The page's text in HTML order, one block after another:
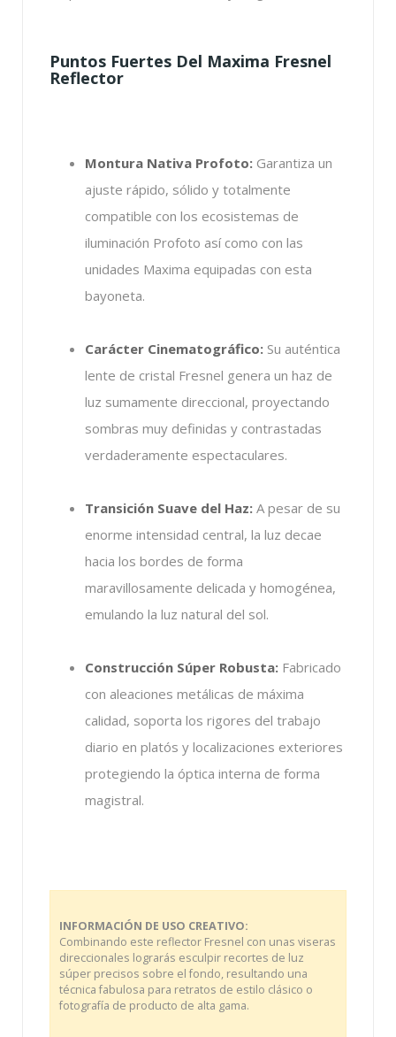
Puntos Fuertes Del Maxima Fresnel
Reflector
Montura Nativa Profoto: Garantiza un
ajuste rápido, sólido y totalmente
compatible con los ecosistemas de
iluminación Profoto así como con las
unidades Maxima equipadas con esta
bayoneta.
Carácter Cinematográfico: Su auténtica
lente de cristal Fresnel genera un haz de
luz sumamente direccional, proyectando
sombras muy definidas y contrastadas
verdaderamente espectaculares.
Transición Suave del Haz: A pesar de su
enorme intensidad central, la luz decae
hacia los bordes de forma
maravillosamente delicada y homogénea,
emulando la luz natural del sol.
Construcción Súper Robusta: Fabricado
con aleaciones metálicas de máxima
calidad, soporta los rigores del trabajo
diario en platós y localizaciones exteriores
protegiendo la óptica interna de forma
magistral.
INFORMACIÓN DE USO CREATIVO:
Combinando este reflector Fresnel con unas viseras
direccionales lograrás esculpir recortes de luz
súper precisos sobre el fondo, resultando una
técnica fabulosa para retratos de estilo clásico o
fotografía de producto de alta gama.